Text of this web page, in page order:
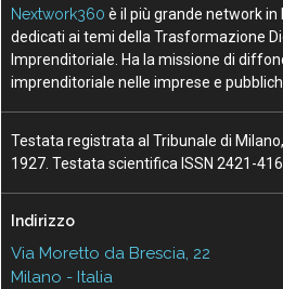
Nextwork360 è il più grande network
dedicati ai temi della Trasformazione
Imprenditoriale. Ha la missione di
imprenditoriale nelle imprese e
Testata registrata al Tribunale di
1927. Testata scientifica ISSN 2421-
Indirizzo
Via Moretto da Brescia, 22
Milano - Italia